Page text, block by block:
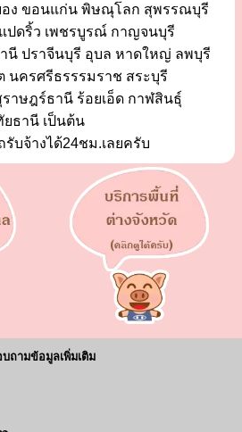
ง ขอนแก่น พิษณุโลก สุพรรณบุรี
ปดริ้ว เพชรบูรณ์ กาญจนบุรี
นี ปราจีนบุรี อุบล หาดใหญ่ ลพบุรี
นครศรีธรรรมราช สระบุรี
าษฎร์ธานี ร้อยเอ็ด กาฬสินธุ์
ธานี เป็นต้น
บจ้างได้24ชม.เลยครับ
ถามข้อมูลเพิ่มเติม